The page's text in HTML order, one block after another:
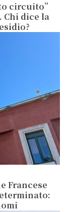
circuito”
Chi dice la
Francese